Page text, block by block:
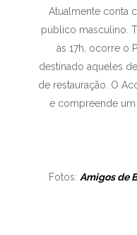
Atualmente conta
público masculino.
às 17h, ocorre o
destinado aqueles
de restauração. O
e compreende
Fotos:Amigos de